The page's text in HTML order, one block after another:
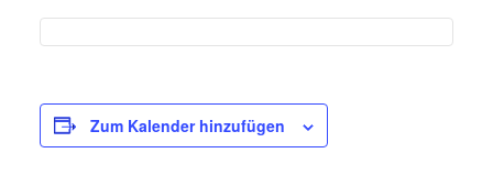
Zum Kalender hinzufügen